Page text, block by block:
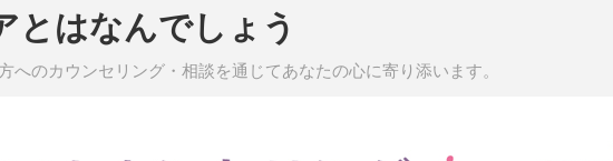
とはなんでしょう
へのカウンセリング・相談を通じてあなたの心に寄り添います。